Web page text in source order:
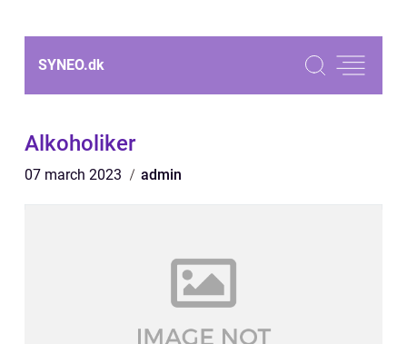
SYNEO.dk
Alkoholiker
07 march 2023 admin